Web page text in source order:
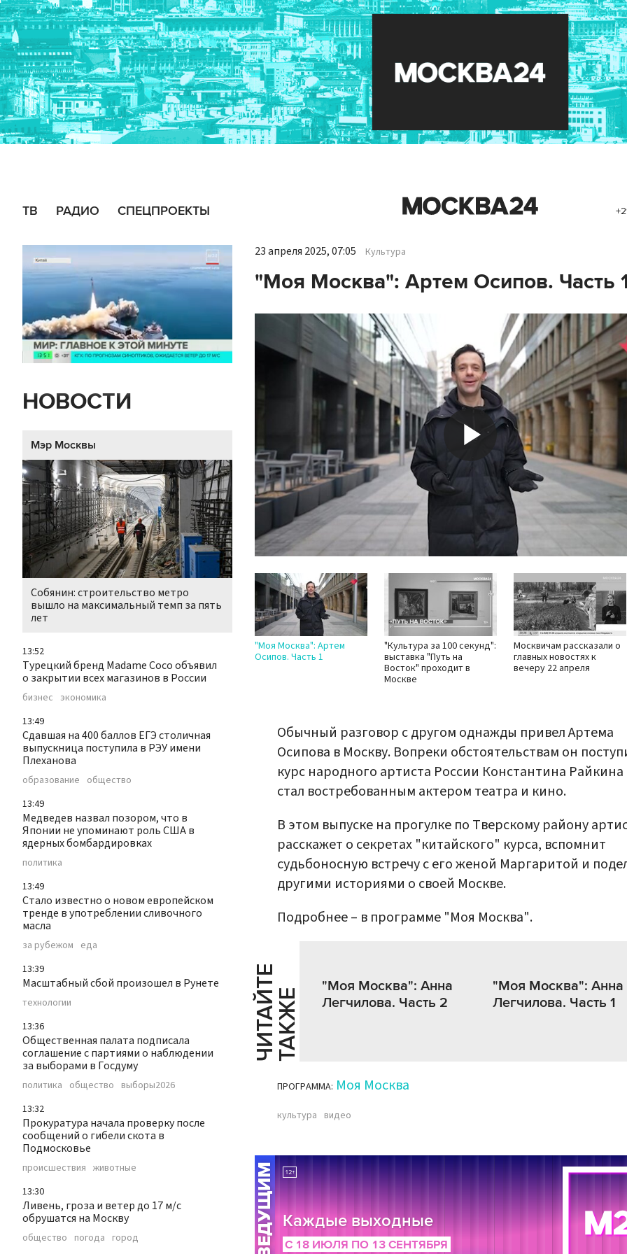
ТВ РАДИО СПЕЦПРОЕКТЫ
НОВОСТИ
Мэр Москвы
Собянин: строительство метро
вышло на максимальный темп за пять
лет
13:52
Турецкий бренд Madame Coco объявил
о закрытии всех магазинов в России
бизнес экономика
13:49
Сдавшая на 400 баллов ЕГЭ столичная
выпускница поступила в РЭУ имени
Плеханова
образование общество
13:49
Медведев назвал позором, что в
Японии не упоминают роль США в
ядерных бомбардировках
политика
13:49
Стало известно о новом европейском
тренде в употреблении сливочного
масла
за рубежом еда
13:39
Масштабный сбой произошел в Рунете
технологии
13:36
Общественная палата подписала
соглашение с партиями о наблюдении
за выборами в Госдуму
политика общество выборы2026
13:32
Прокуратура начала проверку после
сообщений о гибели скота в
Подмосковье
происшествия животные
13:30
Ливень, гроза и ветер до 17 м/с
обрушатся на Москву
общество погода город
23 апреля 2025, 07:05 Культура
"Моя Москва": Артем Осипов. Часть
Play
Video
"Моя Москва": Артем
Осипов. Часть 1
"Культура за 100 секунд":
выставка "Путь на
Восток" проходит в
Москве
Москвичам рассказали о
главных новостях к
вечеру 22 апреля
Обычный разговор с другом однажды привел Артема
Осипова в Москву. Вопреки обстоятельствам он
курс народного артиста России Константина Райкина
стал востребованным актером театра и кино.
В этом выпуске на прогулке по Тверскому району
расскажет о секретах "китайского" курса, вспомнит
судьбоносную встречу с его женой Маргаритой и
другими историями о своей Москве.
Подробнее – в программе "Моя Москва".
Ч
И
Т
АЙ
Т
Е
Т
А
К
ЖЕ
"Моя Москва": Анна
Легчилова. Часть 2
"Моя Москва": Анна
Легчилова. Часть 1
ПРОГРАММА: Моя Москва
культура видео